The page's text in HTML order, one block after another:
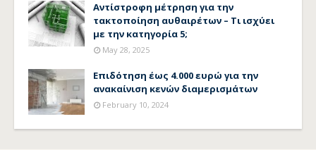
Αντίστροφη μέτρηση για την
τακτοποίηση αυθαιρέτων – Τι ισχύει
με την κατηγορία 5;
May 28, 2025
Επιδότηση έως 4.000 ευρώ για την
ανακαίνιση κενών διαμερισμάτων
February 10, 2024